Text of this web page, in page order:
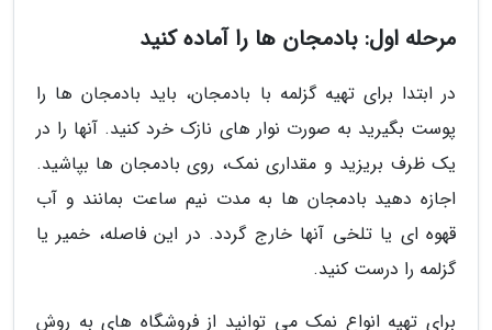
مرحله اول: بادمجان ها را آماده کنید
در ابتدا برای تهیه گزلمه با بادمجان، باید بادمجان ها را
پوست بگیرید به صورت نوار های نازک خرد کنید. آنها را در
یک ظرف بریزید و مقداری نمک، روی بادمجان ها بپاشید.
اجازه دهید بادمجان ها به مدت نیم ساعت بمانند و آب
قهوه ای یا تلخی آنها خارج گردد. در این فاصله، خمیر یا
گزلمه را درست کنید.
برای تهیه انواع نمک می توانید از فروشگاه های به روش